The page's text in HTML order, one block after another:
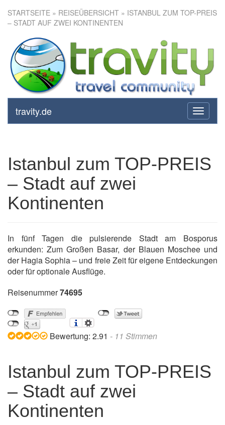
STARTSEITE » REISEÜBERSICHT » ISTANBUL ZUM TOP-PREIS
– STADT AUF ZWEI KONTINENTEN
toggle
travity.de
Istanbul zum TOP-PREIS –
Stadt auf zwei Kontinenten
Istanbul zum TOP-PREIS
– Stadt auf zwei
Kontinenten
In fünf Tagen die pulsierende Stadt am Bosporus
erkunden: Zum Großen Basar, der Blauen Moschee und
der Hagia Sophia – und freie Zeit für eigene Entdeckungen
oder für optionale Ausflüge.
Reisenummer74695
Bewertung: 2.91 - 11 Stimmen
Istanbul zum TOP-PREIS
– Stadt auf zwei
Kontinenten